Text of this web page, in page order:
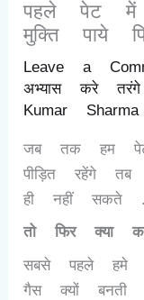
पहले पेट
मुक्ति पाये
Leave a
अभ्यास करे
Kumar Sharma
जब तक हम
पीड़ित रहेंगे
ही नहीं सकते .
तो फिर क्या
सबसे पहले
गैस क्यों